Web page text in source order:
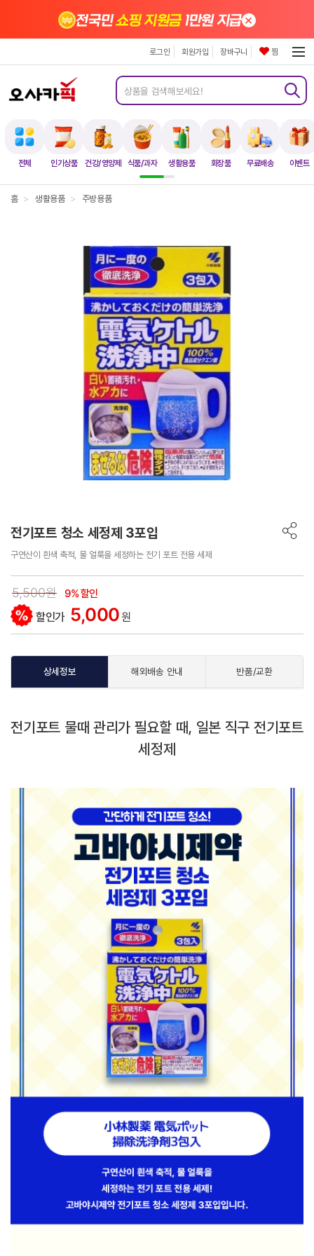
전체 인기상품 건강/영양제 식품/과자 생활용품 화장품 무료배송 이벤트
전국민쇼핑 지원금1만원 지급×
로그인 회원가입 장바구니 찜
홈 > 생활용품 > 주방용품
전기포트 청소 세정제 3포입
구연산이 흰색 축적, 물 얼룩을 세정하는 전기 포트 전용 세제
5,500원 9% 할인
할인가 5,000원
상세정보 해외배송 안내 반품/교환
전기포트 물때 관리가 필요할 때, 일본 직구 전기포트
세정제